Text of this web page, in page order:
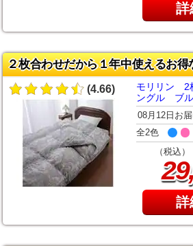
詳
２枚合わせだから１年中使えるお得
(4.66)
モリリン 2
ングル ブ
08月12日お
全2色
（税込）
29
詳